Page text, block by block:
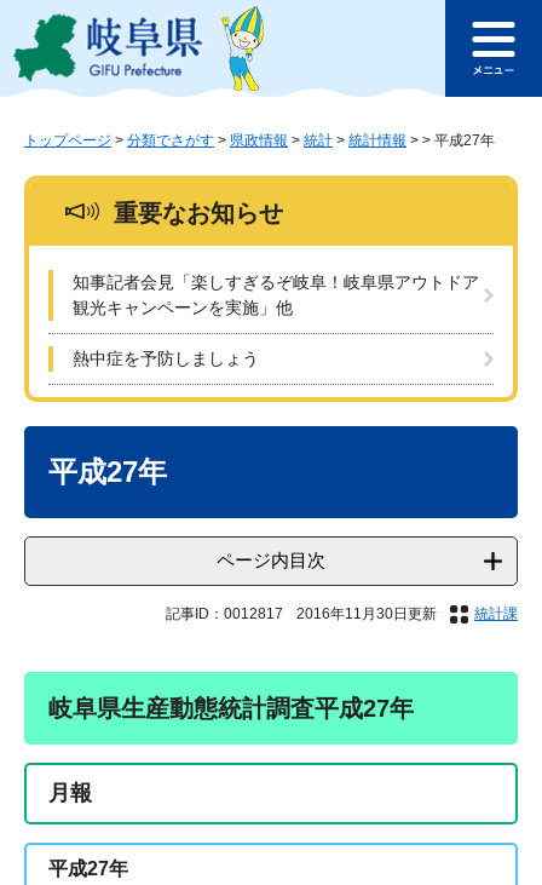
ジ
ュ
このページの本文へ
ュ
トップページ > 分類でさがす > 県政情報 > 統計 > 統計情報 > > 平成27年
重要なお知らせ
知事記者会見「楽しすぎるぞ岐阜！岐阜県アウトドア
観光キャンペーンを実施」他
熱中症を予防しましょう
平成27年
ページ内目次
記事ID：0012817 2016年11月30日更新 統計課
岐阜県生産動態統計調査平成27年
月報
平成27年